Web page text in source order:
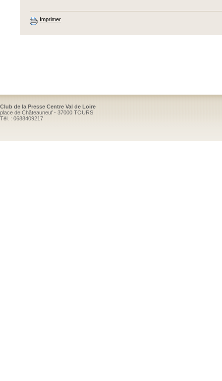
Imprimer
Club de la Presse Centre Val de Loire
place de Châteauneuf - 37000 TOURS
Tél. : 0688409217